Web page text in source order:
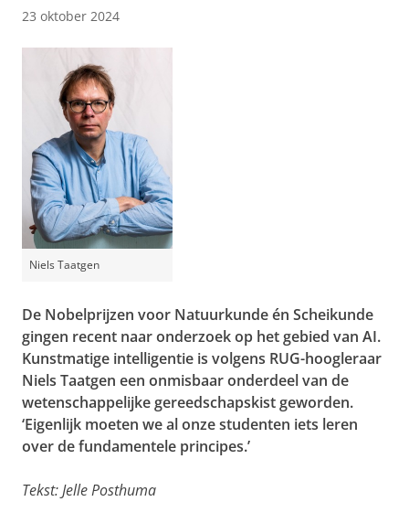
23 oktober 2024
Niels Taatgen
De Nobelprijzen voor Natuurkunde én Scheikunde
gingen recent naar onderzoek op het gebied van AI.
Kunstmatige intelligentie is volgens RUG-hoogleraar
Niels Taatgen een onmisbaar onderdeel van de
wetenschappelijke gereedschapskist geworden.
‘Eigenlijk moeten we al onze studenten iets leren
over de fundamentele principes.’
Tekst: Jelle Posthuma